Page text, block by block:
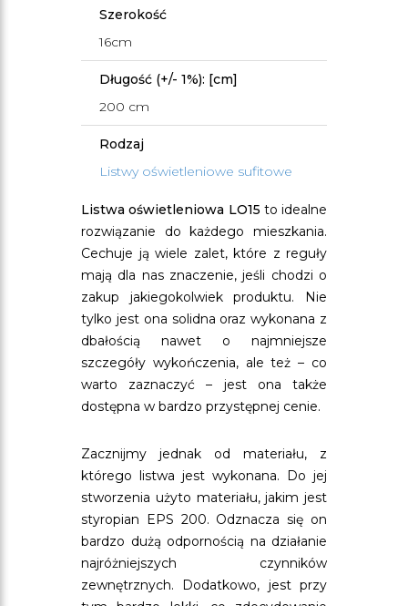
Szerokość
16cm
Długość (+/- 1%): [cm]
200 cm
Rodzaj
Listwy oświetleniowe sufitowe
Listwa oświetleniowa LO15 to idealne
rozwiązanie do każdego mieszkania.
Cechuje ją wiele zalet, które z reguły
mają dla nas znaczenie, jeśli chodzi o
zakup jakiegokolwiek produktu. Nie
tylko jest ona solidna oraz wykonana z
dbałością nawet o najmniejsze
szczegóły wykończenia, ale też – co
warto zaznaczyć – jest ona także
dostępna w bardzo przystępnej cenie.
Zacznijmy jednak od materiału, z
którego listwa jest wykonana. Do jej
stworzenia użyto materiału, jakim jest
styropian EPS 200. Odznacza się on
bardzo dużą odpornością na działanie
najróżniejszych czynników
zewnętrznych. Dodatkowo, jest przy